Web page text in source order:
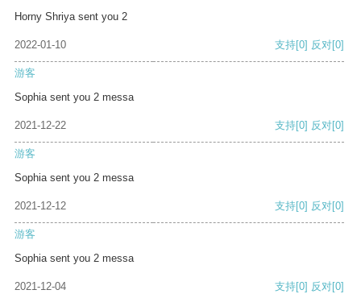
Horny Shriya sent you 2
2022-01-10 支持[0] 反对[0]
游客
Sophia sent you 2 messa
2021-12-22 支持[0] 反对[0]
游客
Sophia sent you 2 messa
2021-12-12 支持[0] 反对[0]
游客
Sophia sent you 2 messa
2021-12-04 支持[0] 反对[0]